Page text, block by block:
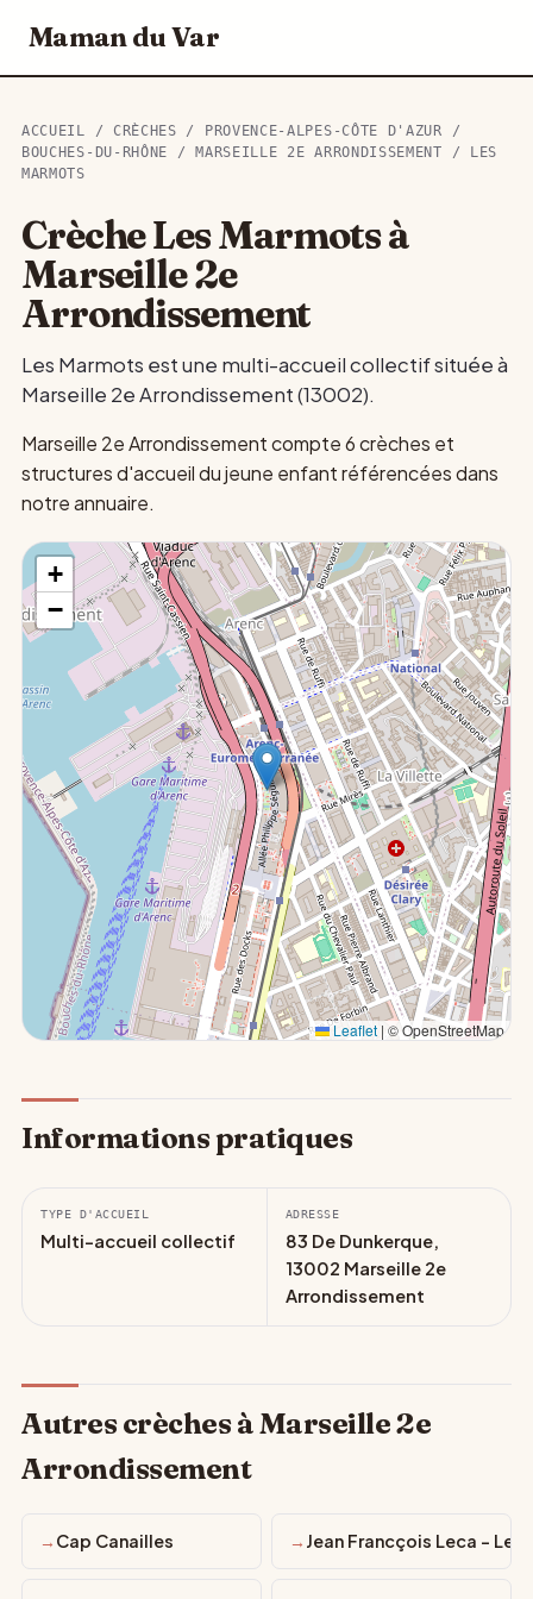
Maman du Var
ACCUEIL / CRÈCHES / PROVENCE-ALPES-CÔTE D'AZUR /
BOUCHES-DU-RHÔNE / MARSEILLE 2E ARRONDISSEMENT / LES
MARMOTS
Crèche Les Marmots à
Marseille 2e
Arrondissement
Les Marmots est une multi-accueil collectif située à
Marseille 2e Arrondissement (13002).
Marseille 2e Arrondissement compte 6 crèches et
structures d'accueil du jeune enfant référencées dans
notre annuaire.
+
−
Leaflet | © OpenStreetMap
Informations pratiques
TYPE D'ACCUEIL
Multi-accueil collectif
ADRESSE
83 De Dunkerque,
13002 Marseille 2e
Arrondissement
Autres crèches à Marseille 2e
Arrondissement
Cap Canailles Jean Francçois Leca - Les